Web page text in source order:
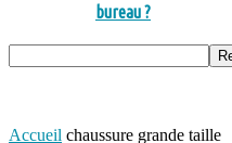
bureau ?
Accueil chaussure grande taille